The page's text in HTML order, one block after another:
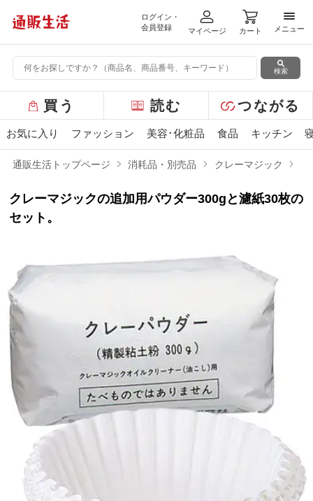
ログイン・
会員登録
マイページ カート
メニ
メニュー
検索
ー
バ
ュ
ー
買う 読む つながる
お気に入り ファッション 美容･化粧品 食品 キッチン
通販生活トップページ 消耗品・別売品 クレーマジック
クレーマジックの追加用パウダー300gと濾紙30枚の
セット。